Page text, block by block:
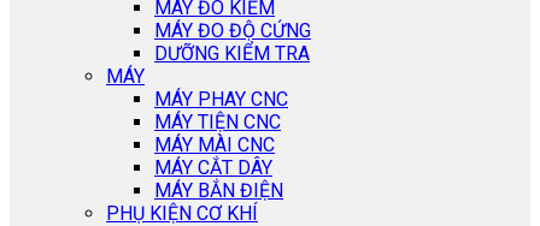
MÁY ĐO KIỂM
MÁY ĐO ĐỘ CỨNG
DƯỠNG KIỂM TRA
MÁY
MÁY PHAY CNC
MÁY TIỆN CNC
MÁY MÀI CNC
MÁY CẮT DÂY
MÁY BẮN ĐIỆN
PHỤ KIỆN CƠ KHÍ